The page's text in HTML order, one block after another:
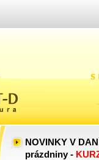
NOVINKY V
prázdniny -